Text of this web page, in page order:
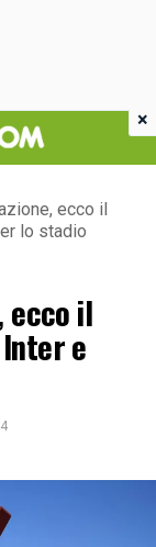
ecco il
lo stadio
ecco il
Inter e
×